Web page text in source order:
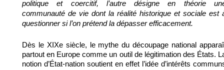
politique et coercitif, l’autre désigne en théorie
communauté de vie dont la réalité historique et sociale est
questionner si l’on prétend la dépasser efficacement.
Dès le XIXe siècle, le mythe du découpage national
partout en Europe comme un outil de légitimation des États.
notion d’État-nation soutient en effet l’idée d’intérêts